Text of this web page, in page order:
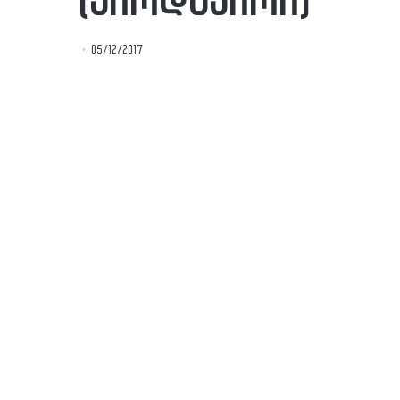
05/12/2017